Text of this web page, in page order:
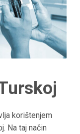
korištenjem
Na taj način